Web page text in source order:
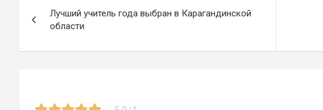
o
k
m
a
ni
по
записям
Лучший учитель года выбран в Карагандинской
области